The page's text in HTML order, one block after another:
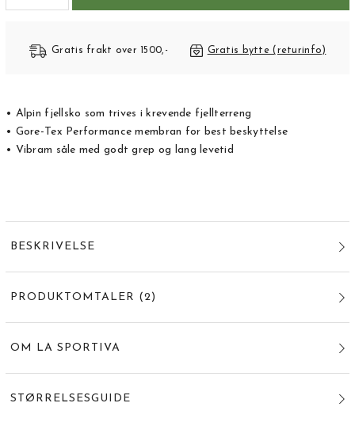
Gratis frakt over 1500,- Gratis bytte (returinfo)
• Alpin fjellsko som trives i krevende fjellterreng
• Gore-Tex Performance membran for best beskyttelse
• Vibram såle med godt grep og lang levetid
BESKRIVELSE
PRODUKTOMTALER (2)
OM LA SPORTIVA
STØRRELSESGUIDE